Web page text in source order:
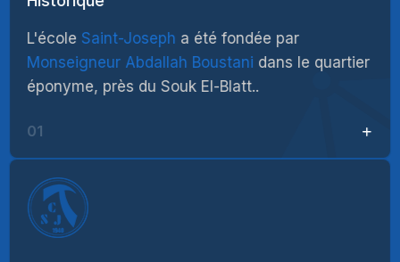
L'école Saint-Joseph a été fondée par
Monseigneur Abdallah Boustani dans le quartier
éponyme, près du Souk El-Blatt..
01